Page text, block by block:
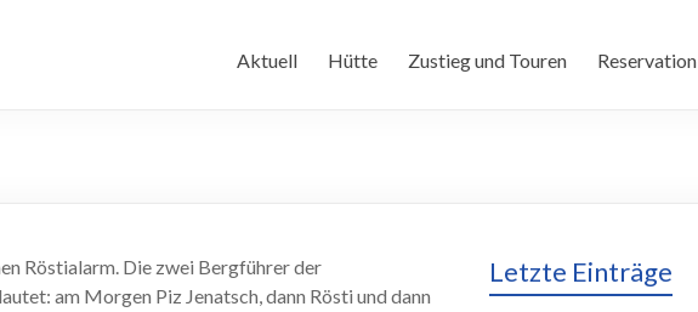
Aktuell Hütte Zustieg und Touren Reservation
Röstialarm. Die zwei Bergführer der
am Morgen Piz Jenatsch, dann Rösti und dann
Letzte Einträge